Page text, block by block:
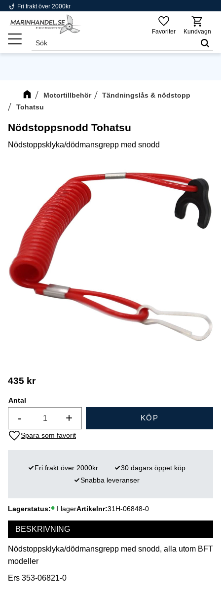
Meny
phishing Fri frakt över 2000kr
Favoriter Kundvagn
Motortillbehör
Tändningslås & nödstopp
Tohatsu
Nödstoppsnodd Tohatsu
Nödstoppsklyka/dödmansgrepp med snodd
435 kr
Antal
+
- KÖP
Lägg till i favoriter
Lagerstatus I lagerArtikelnr 31H-06848-0
Fri frakt över 2000kr
30 dagars öppet köp
Snabba leveranser
BESKRIVNING
Nödstoppsklyka/dödmansgrepp med snodd, alla utom BFT
modeller
Ers 353-06821-0